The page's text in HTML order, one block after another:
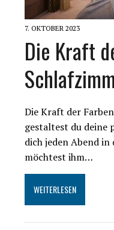
7. OKTOBER 2023
Die Kraft
Die Kraft der
gestaltest du deine
dich jeden Abend
möchtest ihm…
WEITERLESEN